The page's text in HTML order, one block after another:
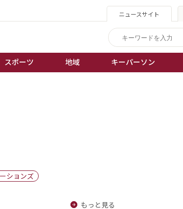
ニュースサイト
スポーツ 地域 キーパーソン
棋王戦
ションズ
もっと見る